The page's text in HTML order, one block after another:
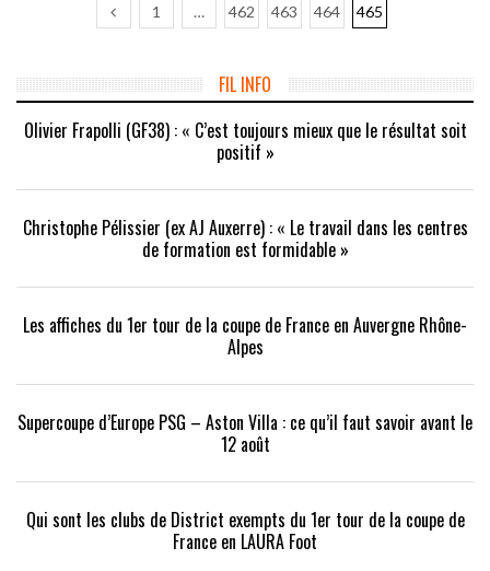
1 … 462 463 464 465
FIL INFO
Olivier Frapolli (GF38) : « C’est toujours mieux que le résultat soit
positif »
Christophe Pélissier (ex AJ Auxerre) : « Le travail dans les centres
de formation est formidable »
Les affiches du 1er tour de la coupe de France en Auvergne Rhône-
Alpes
Supercoupe d’Europe PSG – Aston Villa : ce qu’il faut savoir avant le
12 août
Qui sont les clubs de District exempts du 1er tour de la coupe de
France en LAURA Foot